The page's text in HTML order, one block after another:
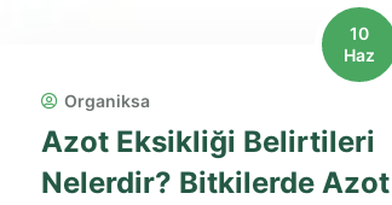
10
Haz
Organiksa
Azot Eksikliği Belirtileri
Nelerdir? Bitkilerde Azot